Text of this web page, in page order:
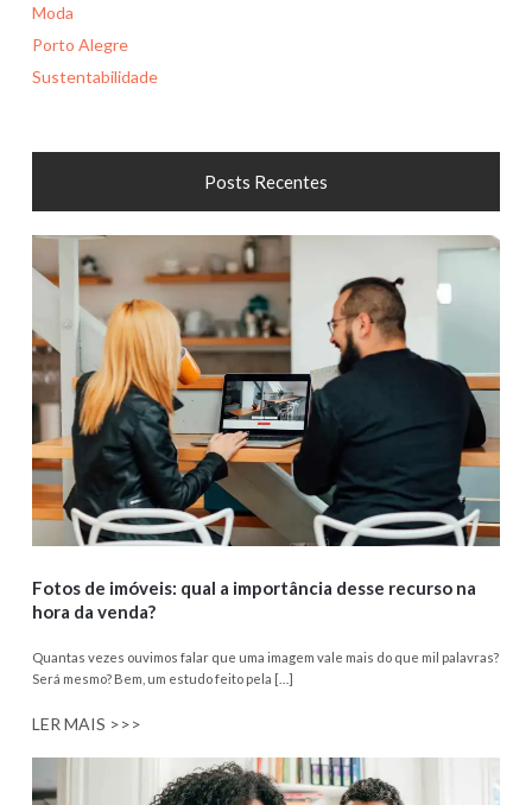
Moda
Porto Alegre
Sustentabilidade
Posts Recentes
Fotos de imóveis: qual a importância desse recurso na
hora da venda?
Quantas vezes ouvimos falar que uma imagem vale mais do que mil palavras?
Será mesmo? Bem, um estudo feito pela […]
LER MAIS >>>